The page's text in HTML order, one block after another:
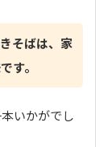
そばは、家
す。
いかがでし